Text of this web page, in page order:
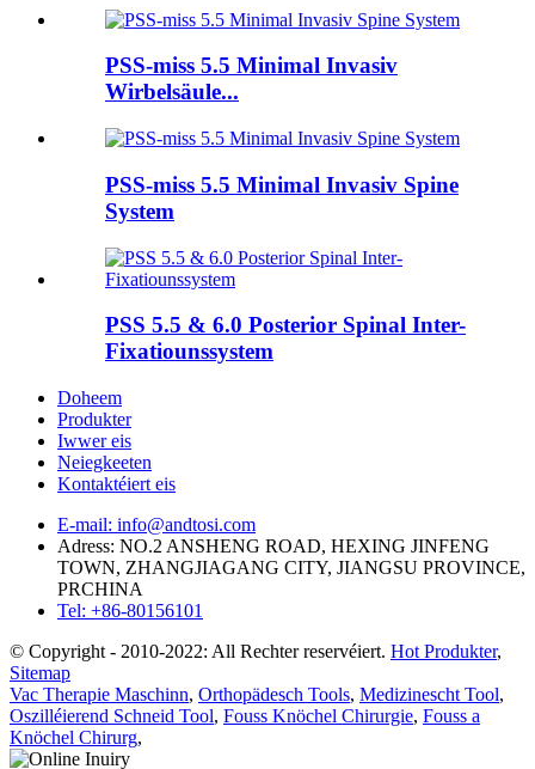
PSS-miss 5.5 Minimal Invasiv
Wirbelsäule...
PSS-miss 5.5 Minimal Invasiv Spine
System
PSS 5.5 & 6.0 Posterior Spinal Inter-
Fixatiounssystem
Doheem
Produkter
Iwwer eis
Neiegkeeten
Kontaktéiert eis
E-mail: info@andtosi.com
Adress: NO.2 ANSHENG ROAD, HEXING JINFENG
TOWN, ZHANGJIAGANG CITY, JIANGSU PROVINCE,
PRCHINA
Tel: +86-80156101
© Copyright - 2010-2022: All Rechter reservéiert. Hot Produkter,
Sitemap
Vac Therapie Maschinn, Orthopädesch Tools, Medizinescht Tool,
Oszilléierend Schneid Tool, Fouss Knöchel Chirurgie, Fouss a
Knöchel Chirurg,